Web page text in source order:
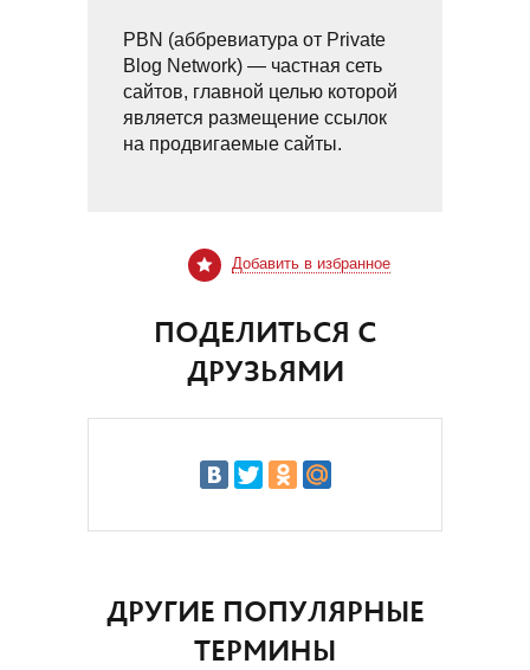
PBN (аббревиатура от Private
Blog Network) — частная сеть
сайтов, главной целью которой
является размещение ссылок
на продвигаемые сайты.
Добавить в избранное
ПОДЕЛИТЬСЯ С
ДРУЗЬЯМИ
ДРУГИЕ ПОПУЛЯРНЫЕ
ТЕРМИНЫ